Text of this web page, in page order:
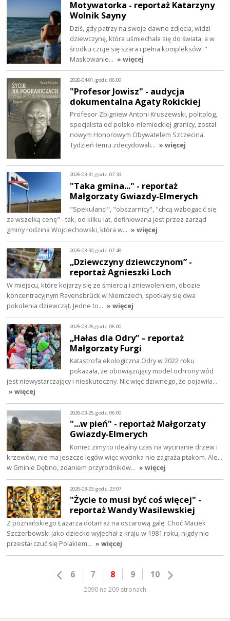
Motywatorka - reportaż Katarzyny
Wolnik Sayny
Dziś, gdy patrzy na swoje dawne zdjęcia, widzi
dziewczynę, która uśmiechała się do świata, a w
środku czuje się szara i pełna kompleksów. "
Maskowanie… » więcej
2026-04-01, godz. 06:00
"Profesor Jowisz" - audycja
dokumentalna Agaty Rokickiej
Profesor Zbigniew Antoni Kruszewski, politolog,
specjalista od polsko-niemieckiej granicy, został
nowym Honorowym Obywatelem Szczecina.
Tydzień temu zdecydowali… » więcej
2026-03-31, godz. 07:33
"Taka gmina..." - reportaż
Małgorzaty Gwiazdy-Elmerych
"Spekulanci", "obszarnicy", "chcą wzbogacić się
za wszelką cenę" - tak, od kilku lat, definiowana jest przez zarząd
gminy rodzina Wojciechowski, która w… » więcej
2026-03-30, godz. 07:48
„Dziewczyny dziewczynom” -
reportaż Agnieszki Loch
W miejscu, które kojarzy się ze śmiercią i zniewoleniem, obozie
koncentracyjnym Ravensbrück w Niemczech, spotkały się dwa
pokolenia dziewcząt. Jedne to… » więcej
2026-03-26, godz. 06:00
„Hałas dla Odry” – reportaż
Małgorzaty Furgi
Katastrofa ekologiczna Odry w 2022 roku
pokazała, że obowiązujący model ochrony wód
jest niewystarczający i nieskuteczny. Nic więc dziwnego, że pojawiła…
» więcej
2026-03-25, godz. 06:00
"...w pień" - reportaż Małgorzaty
Gwiazdy-Elmerych
Koniec zimy to idealny czas na wycinanie drzew i
krzewów, nie ma jeszcze lęgów więc wycinka nie zagraża ptakom. Ale...
w Gminie Dębno, zdaniem przyrodników… » więcej
2026-03-23, godz. 23:07
"Życie to musi być coś więcej" -
reportaż Wandy Wasilewskiej
Z poznańskiego Łazarza dotarł aż na oscarową galę. Choć Maciek
Szczerbowski jako dziecko wyjechał z kraju w 1981 roku, nigdy nie
przestał czuć się Polakiem… » więcej
6 7 8 9 10
2090 na 209 stronach